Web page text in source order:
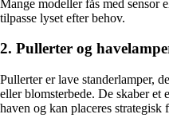
Mange modeller fås med sensor
tilpasse lyset efter behov.
2. Pullerter og
Pullerter er lave standerlamper,
eller blomsterbede. De skaber et
haven og kan placeres